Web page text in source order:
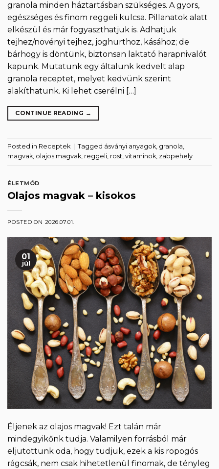
granola minden háztartásban szükséges. A gyors,
egészséges és finom reggeli kulcsa. Pillanatok alatt
elkészül és már fogyaszthatjuk is. Adhatjuk
tejhez/növényi tejhez, joghurthoz, kásához; de
bárhogy is döntünk, biztonsan laktató harapnivalót
kapunk. Mutatunk egy általunk kedvelt alap
granola receptet, melyet kedvünk szerint
alakíthatunk. Ki lehet cserélni […]
CONTINUE READING →
Posted in Receptek Tagged ásványi anyagok, granola,
magvak, olajos magvak, reggeli, rost, vitaminok, zabpehely
ÉLETMÓD
Olajos magvak – kisokos
POSTED ON 2026.07.01.
01
júl
Éljenek az olajos magvak! Ezt talán már
mindegyikőnk tudja. Valamilyen forrásból már
eljutottunk oda, hogy tudjuk, ezek a kis ropogós
rágcsák, nem csak hihetetlenül finomak, de tényleg